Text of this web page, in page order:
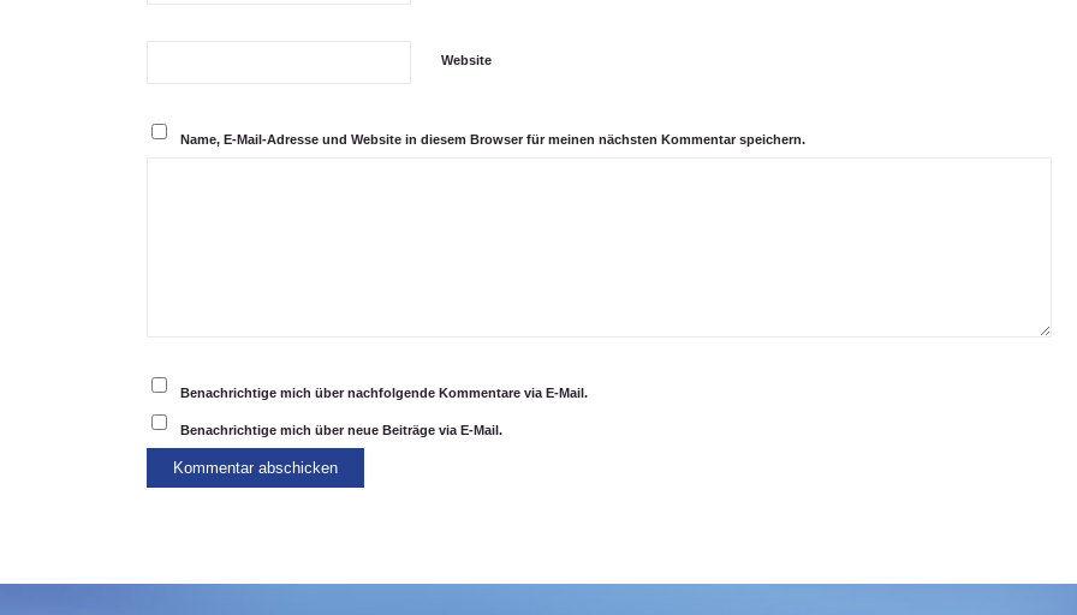
Website
Name, E-Mail-Adresse und Website in diesem Browser für meinen nächsten Kommentar speichern.
Benachrichtige mich über nachfolgende Kommentare via E-Mail.
Benachrichtige mich über neue Beiträge via E-Mail.